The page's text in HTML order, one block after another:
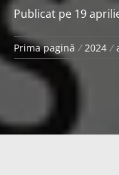
Publicat pe 19
Prima pagină 2024